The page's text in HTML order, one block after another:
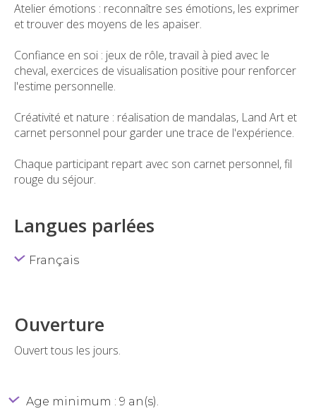
Atelier émotions : reconnaître ses émotions, les exprimer
et trouver des moyens de les apaiser.
Confiance en soi : jeux de rôle, travail à pied avec le
cheval, exercices de visualisation positive pour renforcer
l'estime personnelle.
Créativité et nature : réalisation de mandalas, Land Art et
carnet personnel pour garder une trace de l'expérience.
Chaque participant repart avec son carnet personnel, fil
rouge du séjour.
Langues parlées
Français
Ouverture
Ouvert tous les jours.
Age minimum : 9 an(s).